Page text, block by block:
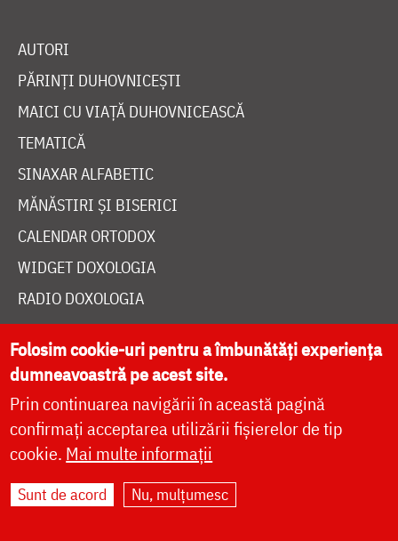
AUTORI
PĂRINȚI DUHOVNICEȘTI
MAICI CU VIAȚĂ DUHOVNICEASCĂ
TEMATICĂ
SINAXAR ALFABETIC
MĂNĂSTIRI ȘI BISERICI
CALENDAR ORTODOX
WIDGET DOXOLOGIA
RADIO DOXOLOGIA
DESPRE NOI
POLITICA DE COOKIES
DONEAZĂ ONLINE PENTRU CATEDRALA NAȚIONALĂ
Folosim cookie-uri pentru a îmbunătăți experiența
dumneavoastră pe acest site.
Prin continuarea navigării în această pagină
confirmați acceptarea utilizării fișierelor de tip
cookie. Mai multe informații
Sunt de acord Nu, mulțumesc